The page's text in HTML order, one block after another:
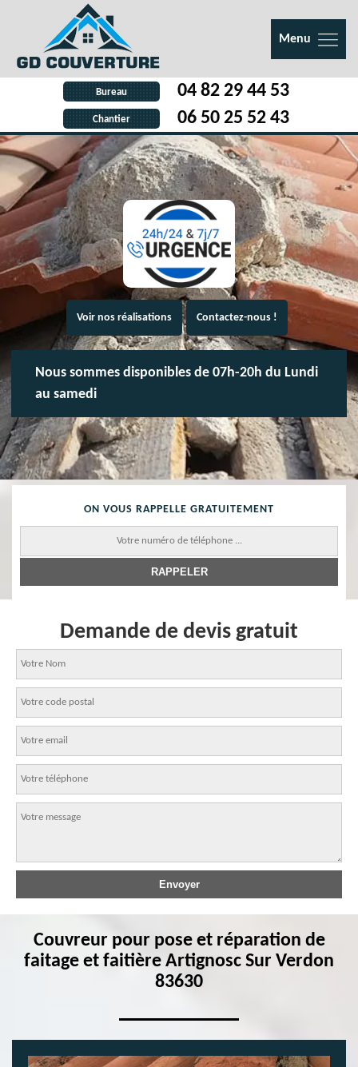
Menu
Bureau 04 82 29 44 53
Chantier 06 50 25 52 43
Voir nos réalisations Contactez-nous !
Nous sommes disponibles de 07h-20h du Lundi
au samedi
ON VOUS RAPPELLE GRATUITEMENT
Demande de devis gratuit
Couvreur pour pose et réparation de
faitage et faitière Artignosc Sur Verdon
83630